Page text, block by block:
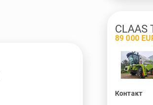
CLAAS
89 000
Контакт